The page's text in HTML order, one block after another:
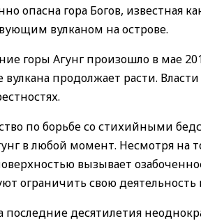
опасна гора Богов, известная
вулканом на острове.
горы Агунг произошло в мае
вулкана продолжает расти.
по борьбе со стихийными
в любой момент. Несмотря на
вызывает
ограничить свою
последние десятилетия